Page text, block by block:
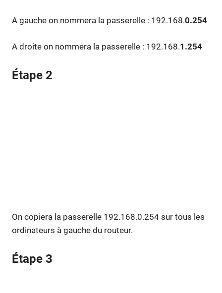
A gauche on nommera la passerelle : 192.168.0.254
A droite on nommera la passerelle : 192.168.1.254
Étape 2
On copiera la passerelle 192.168.0.254 sur tous les
ordinateurs à gauche du routeur.
Étape 3